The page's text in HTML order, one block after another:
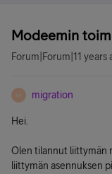
Modeemin
Forum|Forum|11 years
M migration
Hei.
Olen tilannut liittymän
liittymän asennuksen